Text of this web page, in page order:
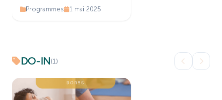
Programmes 1 mai 2025
DO-IN(1)